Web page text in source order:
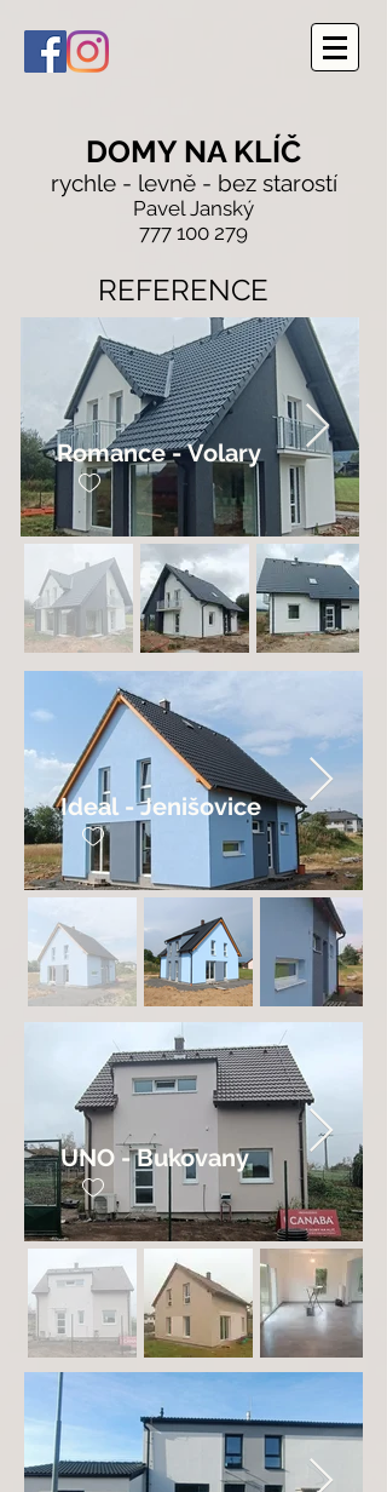
DOMY NA KLÍČ
rychle - levně - bez starostí
Pavel Janský
777 100 279
REFERENCE
Romance - Volary
Ideal - Jenišovice
UNO - Bukovany